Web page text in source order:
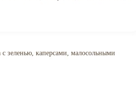
с зеленью, каперсами, малосольными